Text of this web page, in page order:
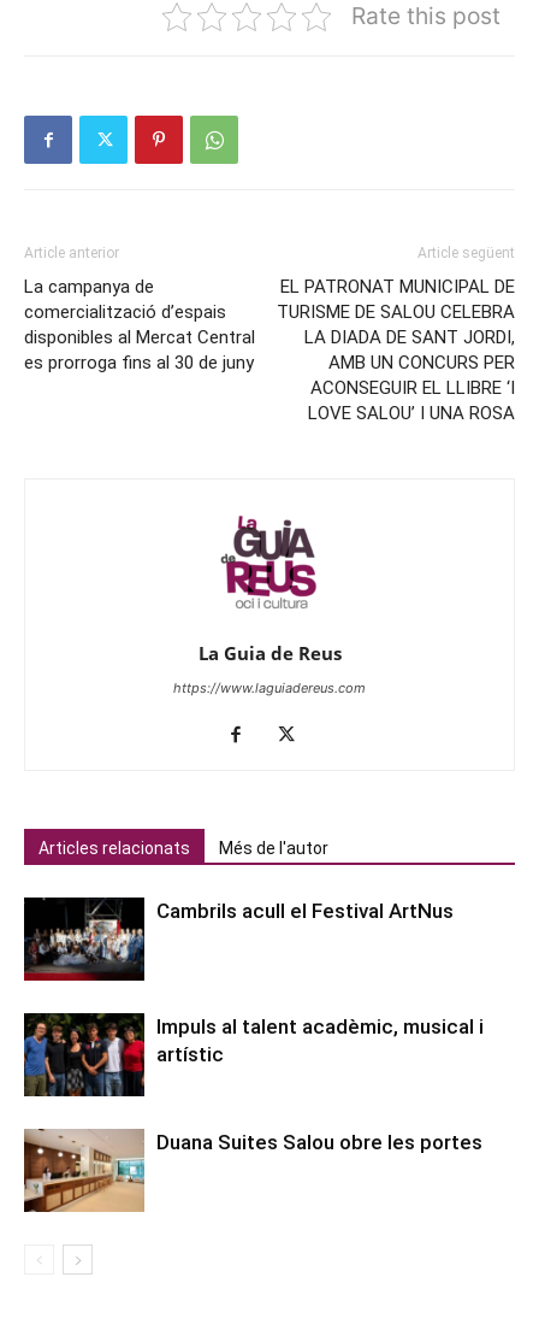
Rate this post
Article anterior
La campanya de
comercialització d’espais
disponibles al Mercat Central
es prorroga fins al 30 de juny
Article següent
EL PATRONAT MUNICIPAL DE
TURISME DE SALOU CELEBRA
LA DIADA DE SANT JORDI,
AMB UN CONCURS PER
ACONSEGUIR EL LLIBRE ‘I
LOVE SALOU’ I UNA ROSA
La Guia de Reus
https://www.laguiadereus.com
Articles relacionats Més de l'autor
Cambrils acull el Festival ArtNus
Impuls al talent acadèmic, musical i
artístic
Duana Suites Salou obre les portes